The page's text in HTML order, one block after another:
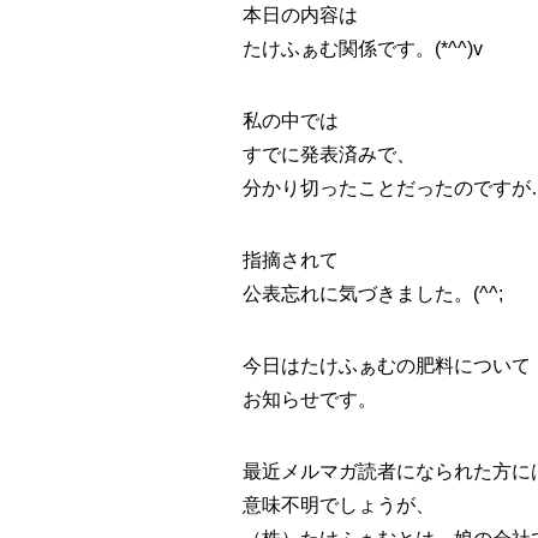
本日の内容は
たけふぁむ関係です。(*^^)v
私の中では
すでに発表済みで、
分かり切ったことだったのです
指摘されて
公表忘れに気づきました。(^^;
今日はたけふぁむの肥料について
お知らせです。
最近メルマガ読者になられた方に
意味不明でしょうが、